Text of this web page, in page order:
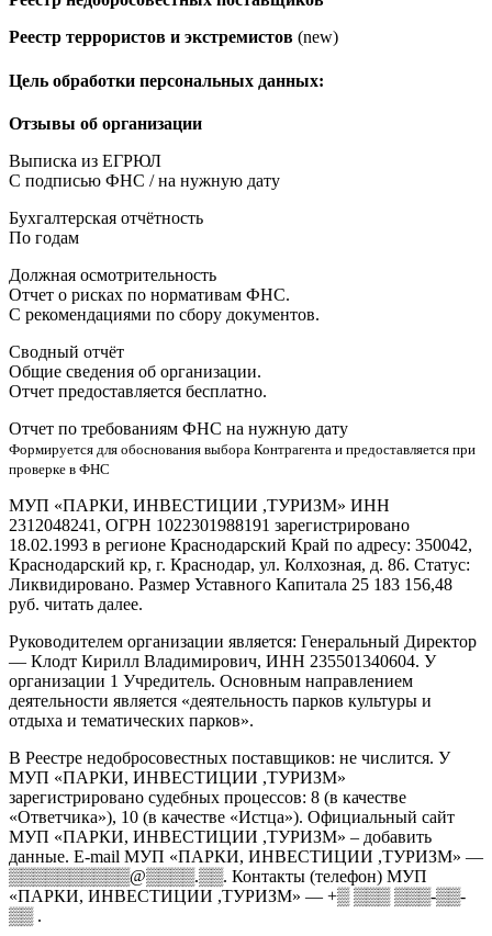
Реестр террористов и экстремистов (new)
Цель обработки персональных данных:
Отзывы об организации
Выписка из ЕГРЮЛ
С подписью ФНС / на нужную дату
Бухгалтерская отчётность
По годам
Должная осмотрительность
Отчет о рисках по нормативам ФНС.
С рекомендациями по сбору документов.
Сводный отчёт
Общие сведения об организации.
Отчет предоставляется бесплатно.
Отчет по требованиям ФНС на нужную дату
Формируется для обоснования выбора Контрагента и предоставляется при
проверке в ФНС
МУП «ПАРКИ, ИНВЕСТИЦИИ ,ТУРИЗМ» ИНН
2312048241, ОГРН 1022301988191 зарегистрировано
18.02.1993 в регионе Краснодарский Край по адресу: 350042,
Краснодарский кр, г. Краснодар, ул. Колхозная, д. 86. Статус:
Ликвидировано. Размер Уставного Капитала 25 183 156,48
руб. читать далее.
Руководителем организации является: Генеральный Директор
— Клодт Кирилл Владимирович, ИНН 235501340604. У
организации 1 Учредитель. Основным направлением
деятельности является «деятельность парков культуры и
отдыха и тематических парков».
В Реестре недобросовестных поставщиков: не числится. У
МУП «ПАРКИ, ИНВЕСТИЦИИ ,ТУРИЗМ»
зарегистрировано судебных процессов: 8 (в качестве
«Ответчика»), 10 (в качестве «Истца»). Официальный сайт
МУП «ПАРКИ, ИНВЕСТИЦИИ ,ТУРИЗМ» – добавить
данные. E-mail МУП «ПАРКИ, ИНВЕСТИЦИИ ,ТУРИЗМ» —
▒▒▒▒▒▒▒▒▒▒@▒▒▒▒.▒▒. Контакты (телефон) МУП
«ПАРКИ, ИНВЕСТИЦИИ ,ТУРИЗМ» — +▒ ▒▒▒ ▒▒▒-▒▒-
▒▒ .